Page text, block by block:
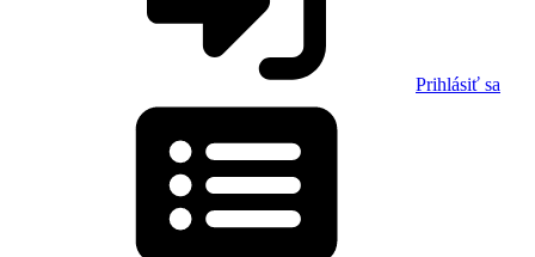
Prihlásiť sa